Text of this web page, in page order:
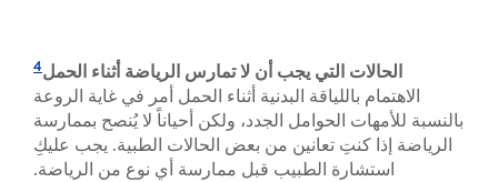
الحالات التي يجب أن لا تمارس الرياضة أثناء الحمل4
الاهتمام باللياقة البدنية أثناء الحمل أمر في غاية الروعة
بالنسبة للأمهات الحوامل الجدد، ولكن أحياناً لا يُنصح بممارسة
الرياضة إذا كنتِ تعانين من بعض الحالات الطبية. يجب عليكِ
استشارة الطبيب قبل ممارسة أي نوع من الرياضة.